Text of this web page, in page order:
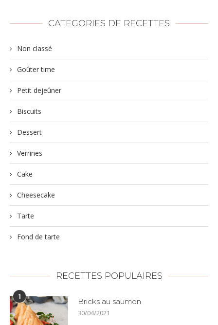
CATEGORIES DE RECETTES
Non classé
Goûter time
Petit dejeûner
Biscuits
Dessert
Verrines
Cake
Cheesecake
Tarte
Fond de tarte
RECETTES POPULAIRES
1
Bricks au saumon
30/04/2021